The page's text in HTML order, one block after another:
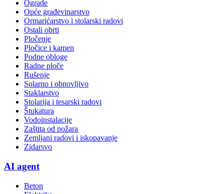
Ograde
Opće građevinarstvo
Ormarićarstvo i stolarski radovi
Ostali obrti
Pločenje
Pločice i kamen
Podne obloge
Radne ploče
Rušenje
Solarno i obnovljivo
Staklarstvo
Stolarija i tesarski radovi
Štukatura
Vodoinstalacije
Zaštita od požara
Zemljani radovi i iskopavanje
Zidarsvo
AI agent
Beton